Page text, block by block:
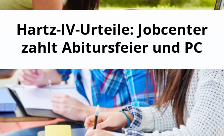
Hartz-IV-Urteile: Jobcenter
zahlt Abitursfeier und PC